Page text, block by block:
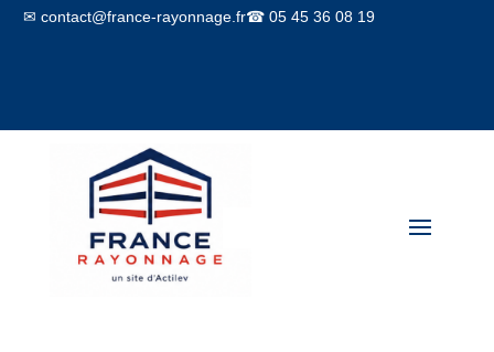
✉ contact@france-rayonnage.fr☎ 05 45 36 08 19